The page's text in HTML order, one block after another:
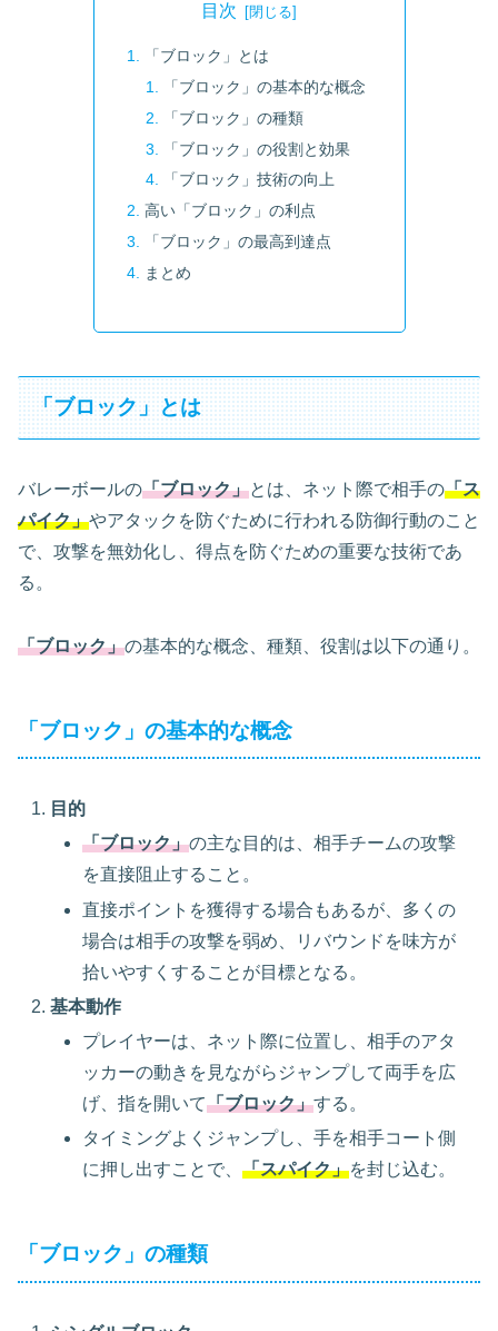
目次
「ブロック」とは
「ブロック」の基本的な概念
「ブロック」の種類
「ブロック」の役割と効果
「ブロック」技術の向上
高い「ブロック」の利点
「ブロック」の最高到達点
まとめ
「ブロック」とは
バレーボールの「ブロック」とは、ネット際で相手の「ス
パイク」やアタックを防ぐために行われる防御行動のこと
で、攻撃を無効化し、得点を防ぐための重要な技術であ
る。
「ブロック」の基本的な概念、種類、役割は以下の通り。
「ブロック」の基本的な概念
目的
「ブロック」の主な目的は、相手チームの攻撃
を直接阻止すること。
直接ポイントを獲得する場合もあるが、多くの
場合は相手の攻撃を弱め、リバウンドを味方が
拾いやすくすることが目標となる。
基本動作
プレイヤーは、ネット際に位置し、相手のアタ
ッカーの動きを見ながらジャンプして両手を広
げ、指を開いて「ブロック」する。
タイミングよくジャンプし、手を相手コート側
に押し出すことで、「スパイク」を封じ込む。
「ブロック」の種類